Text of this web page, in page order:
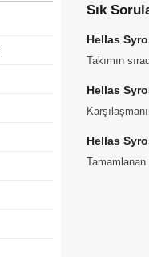
Sık
Hellas
Takımın
Hellas
Hellas
Tamamlanan